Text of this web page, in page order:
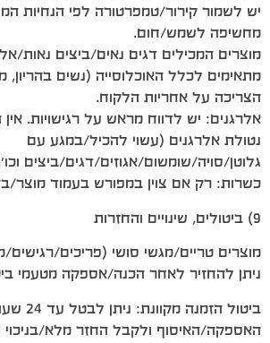
יש לשמור קירור/טמפרטורה לפי הנחיות
מחשיפה לשמש/חום.
מוצרים המכילים דגים נאים/ביצים נאות/
מתאימים לכלל האוכלוסייה (נשים בהריון,
הצריכה על אחריות הלקוח.
אלרגנים: יש לדווח מראש על רגישויות.
נטולת אלרגנים (עשוי להכיל/במגע עם
גלוטן/סויה/שומשום/אגוזים/דגים/ביצים
כשרות: רק אם צוין במפורש בעמוד מוצר/
9) ביטולים, שינויים והחזרות
מוצרים טריים/מגשי סושי (פריכים/
ניתן להחזיר לאחר הכנה/אספקה מטעמי
ביטול